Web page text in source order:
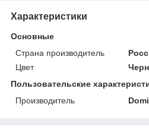
Характеристики
Основные
Страна производитель
Цвет
Пользовательские
Производитель